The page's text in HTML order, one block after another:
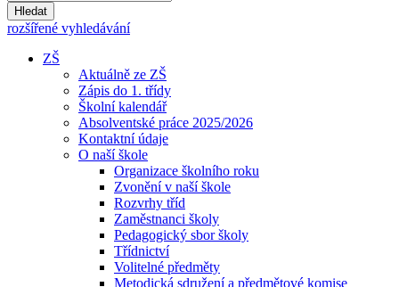
Hledat
rozšířené vyhledávání
ZŠ
Aktuálně ze ZŠ
Zápis do 1. třídy
Školní kalendář
Absolventské práce 2025/2026
Kontaktní údaje
O naší škole
Organizace školního roku
Zvonění v naší škole
Rozvrhy tříd
Zaměstnanci školy
Pedagogický sbor školy
Třídnictví
Volitelné předměty
Metodická sdružení a předmětové komise